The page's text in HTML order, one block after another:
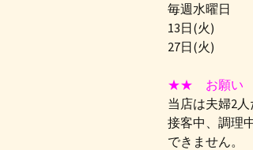
毎週水曜日
13日(火)
27日(火)
★★ お願
当店は夫婦2
接客中、調理
できません。